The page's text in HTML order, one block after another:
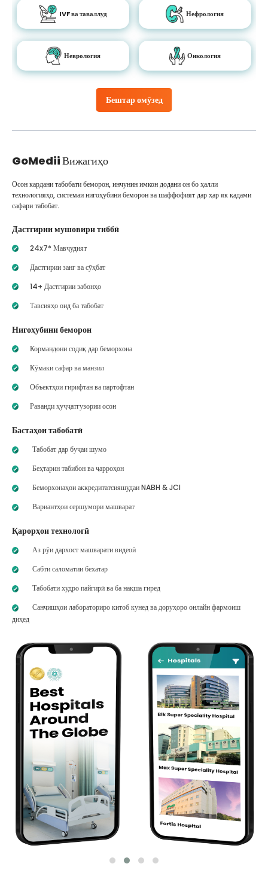
Бештар омӯзед
IVF ва таваллуд Нефрология
Неврология Онкология
GoMediiВижагиҳо
Осон кардани табобати беморон, инчунин имкон додани он бо ҳалли
технологияҳо, системаи нигоҳубини беморон ва шаффофият дар ҳар як қадами
сафари табобат.
Дастгирии мушовири тиббӣ
24x7* Мавҷудият
Дастгирии занг ва сӯҳбат
14+ Дастгирии забонҳо
Тавсияҳо оид ба табобат
Нигоҳубини беморон
Кормандони содиқ дар беморхона
Кӯмаки сафар ва манзил
Объектҳои гирифтан ва партофтан
Раванди ҳуҷҷатгузории осон
Бастаҳои табобатӣ
Табобат дар буҷаи шумо
Беҳтарин табибон ва ҷарроҳон
Беморхонаҳои аккредитатсияшудаи NABH & JCI
Вариантҳои сершумори машварат
Қарорҳои технологӣ
Аз рӯи дархост машварати видеоӣ
Сабти саломатии бехатар
Табобати худро пайгирӣ ва ба нақша гиред
Санҷишҳои лабораториро китоб кунед ва доруҳоро онлайн фармоиш
диҳед